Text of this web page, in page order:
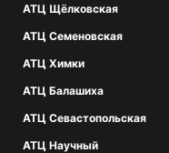
АТЦ Щёлковская
АТЦ Семеновская
АТЦ Химки
АТЦ Балашиха
АТЦ Севастопольская
АТЦ Научный